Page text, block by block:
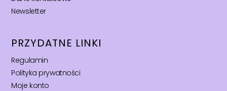
Newsletter
PRZYDATNE LINKI
Regulamin
Polityka prywatności
Moje konto